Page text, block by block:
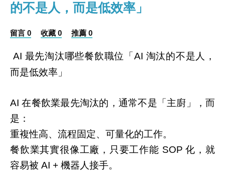
的不是人，而是低效率」
留言 0 收藏 0 推薦 0
AI 最先淘汰哪些餐飲職位「AI 淘汰的不是人，
而是低效率」
AI在餐飲業最先淘汰的，通常不是「主廚」，而
是：
重複性高、流程固定、可量化的工作。
餐飲業其實很像工廠，只要工作能 SOP化，就
容易被 AI + 機器人接手。